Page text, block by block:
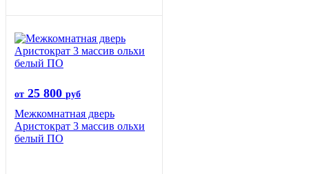
от 25 800 руб
Межкомнатная дверь
Аристократ 3 массив ольхи
белый ПО